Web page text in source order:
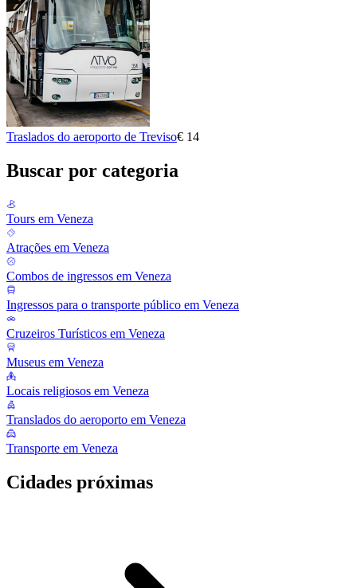
Traslados do aeroporto de Treviso€ 14
Buscar por categoria
Tours em Veneza
Atrações em Veneza
Combos de ingressos em Veneza
Ingressos para o transporte público em Veneza
Cruzeiros Turísticos em Veneza
Museus em Veneza
Locais religiosos em Veneza
Translados do aeroporto em Veneza
Transporte em Veneza
Cidades próximas